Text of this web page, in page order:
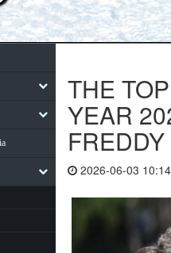
THE
YEAR
2026-06-03